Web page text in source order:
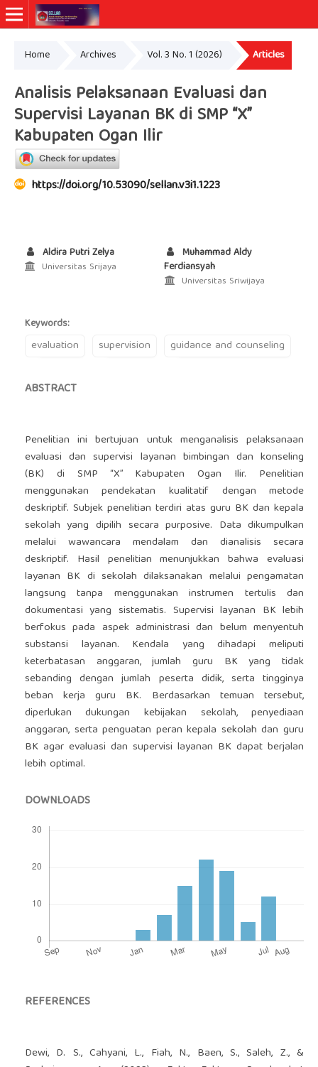
Home Archives Vol. 3 No. 1 (2026) Articles
Analisis Pelaksanaan Evaluasi dan
Supervisi Layanan BK di SMP “X”
Kabupaten Ogan Ilir
https://doi.org/10.53090/sellan.v3i1.1223
Aldira Putri Zelya
Universitas Srijaya
Muhammad Aldy
Ferdiansyah
Universitas Sriwijaya
Keywords:
evaluation supervision guidance and counseling
ABSTRACT
Penelitian ini bertujuan untuk menganalisis pelaksanaan
evaluasi dan supervisi layanan bimbingan dan konseling
(BK) di SMP “X” Kabupaten Ogan Ilir. Penelitian
menggunakan pendekatan kualitatif dengan metode
deskriptif. Subjek penelitian terdiri atas guru BK dan kepala
sekolah yang dipilih secara purposive. Data dikumpulkan
melalui wawancara mendalam dan dianalisis secara
deskriptif. Hasil penelitian menunjukkan bahwa evaluasi
layanan BK di sekolah dilaksanakan melalui pengamatan
langsung tanpa menggunakan instrumen tertulis dan
dokumentasi yang sistematis. Supervisi layanan BK lebih
berfokus pada aspek administrasi dan belum menyentuh
substansi layanan. Kendala yang dihadapi meliputi
keterbatasan anggaran, jumlah guru BK yang tidak
sebanding dengan jumlah peserta didik, serta tingginya
beban kerja guru BK. Berdasarkan temuan tersebut,
diperlukan dukungan kebijakan sekolah, penyediaan
anggaran, serta penguatan peran kepala sekolah dan guru
BK agar evaluasi dan supervisi layanan BK dapat berjalan
lebih optimal.
DOWNLOADS
REFERENCES
Dewi, D. S., Cahyani, L., Fiah, N., Baen, S., Saleh, Z., &